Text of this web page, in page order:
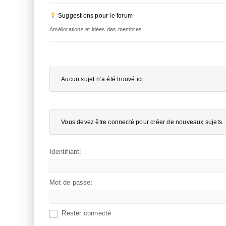
Suggestions pour le forum
Améliorations et idées des membres.
Aucun sujet n’a été trouvé ici.
Vous devez être connecté pour créer de nouveaux sujets.
Identifiant:
Mot de passe:
Rester connecté